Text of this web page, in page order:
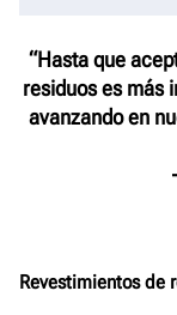
“Hasta que
residuos es más
avanzando en
Revestimientos de